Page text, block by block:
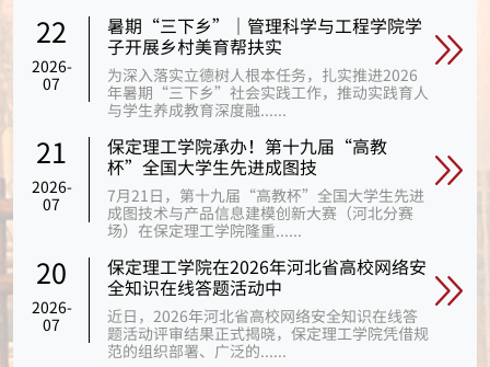
22
2026-
07
暑期“三下乡”｜管理科学与工程学院学
子开展乡村美育帮扶实
为深入落实立德树人根本任务，扎实推进2026
年暑期“三下乡”社会实践工作，推动实践育人
与学生养成教育深度融......
21
2026-
07
保定理工学院承办！第十九届“高教
杯”全国大学生先进成图技
7月21日，第十九届“高教杯”全国大学生先进
成图技术与产品信息建模创新大赛（河北分赛
场）在保定理工学院隆重......
20
2026-
07
保定理工学院在2026年河北省高校网络安
全知识在线答题活动中
近日，2026年河北省高校网络安全知识在线答
题活动评审结果正式揭晓，保定理工学院凭借规
范的组织部署、广泛的......